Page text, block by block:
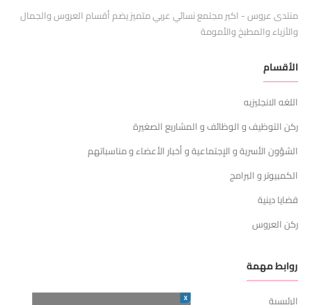
منتدى عروس - اكبر مجتمع نسائي عربي متميز يضم أقسام العروس والجمال
والأزياء والمطبخ والأمومة
الأقسام
اللغه الانجليزيه
ركن التوظيف و الوظائف و المشاريع الصغيرة
الشؤون الأسرية و الإجتماعية و أخبار الأعضاء و مناسباتهم
الكمبيوتر و البرامج
قضايا دينية
ركن العروس
روابط مهمة
الرئيسية X